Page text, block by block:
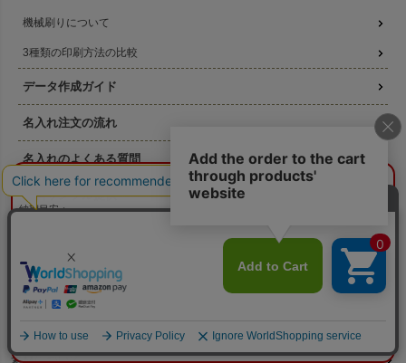
概算合計 ¥0 閉じる
納期目安：—
本体色：
選択してください
印刷位置：選択してください
印刷色：—
本体代：¥0
印刷代：¥0
機械刷りについて
3種類の印刷方法の比較
データ作成ガイド
名入れ注文の流れ
名入れのよくある質問
無料サンプル提供
お得なセール商品
ラッピングの森について
素材について